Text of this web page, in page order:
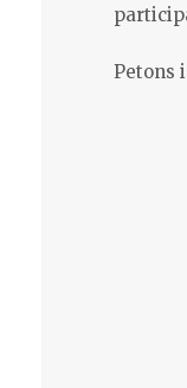
Petons